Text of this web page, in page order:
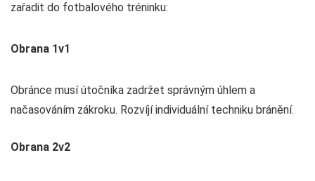
zařadit do fotbalového tréninku:
Obrana 1v1
Obránce musí útočníka zadržet správným úhlem a
načasováním zákroku. Rozvíjí individuální techniku bránění.
Obrana 2v2